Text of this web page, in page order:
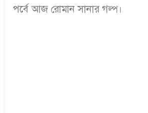
পর্বে আজ রোমান সানার গল্প।